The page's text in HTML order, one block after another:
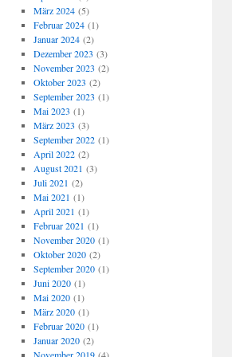
März 2024(5)
Februar 2024(1)
Januar 2024(2)
Dezember 2023 (3)
November 2023 (2)
Oktober 2023 (2)
September 2023 (1)
Mai 2023 (1)
März 2023 (3)
September 2022(1)
April 2022(2)
August 2021 (3)
Juli 2021 (2)
Mai 2021 (1)
April 2021 (1)
Februar 2021 (1)
November 2020(1)
Oktober 2020(2)
September 2020(1)
Juni 2020(1)
Mai 2020(1)
März 2020(1)
Februar 2020(1)
Januar 2020(2)